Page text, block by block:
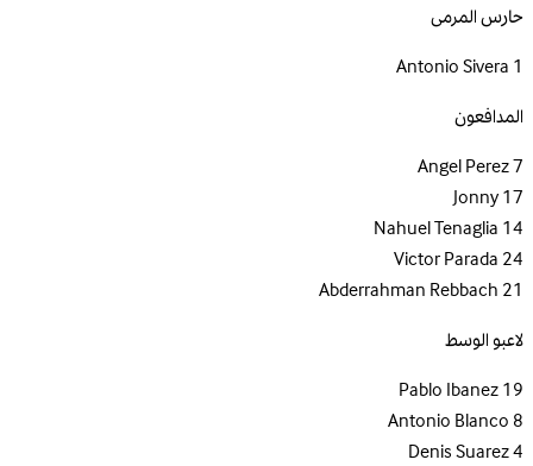
حارس المرمى
1
Antonio Sivera
المدافعون
7
Angel Perez
17
Jonny
14
Nahuel Tenaglia
24
Victor Parada
21
Abderrahman Rebbach
لاعبو الوسط
19
Pablo Ibanez
8
Antonio Blanco
4
Denis Suarez